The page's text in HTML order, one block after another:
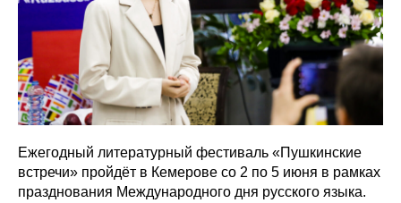
Ежегодный литературный фестиваль «Пушкинские
встречи» пройдёт в Кемерове со 2 по 5 июня в рамках
празднования Международного дня русского языка.